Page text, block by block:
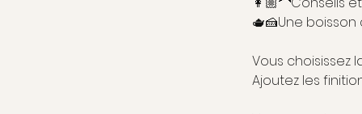
🫖🍰Une
Vous choisissez
Ajoutez les